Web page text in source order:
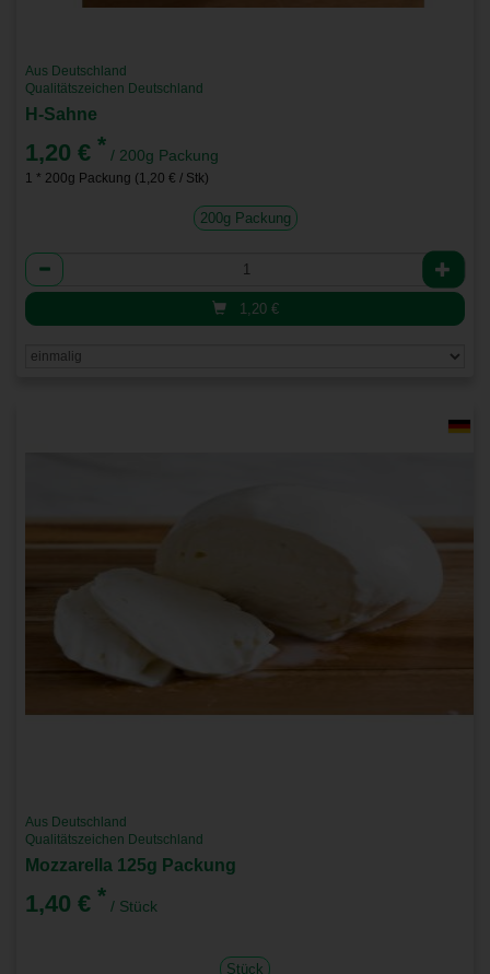
Aus Deutschland
Qualitätszeichen Deutschland
H-Sahne
1,20 € * / 200g Packung
1 * 200g Packung (1,20 € / Stk)
200g Packung
Anzahl
1,20 €
Aus Deutschland
Qualitätszeichen Deutschland
Mozzarella 125g Packung
1,40 € * / Stück
Stück